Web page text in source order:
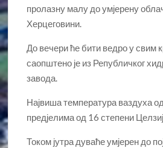
пролазну малу до умјерену
Херцеговини.
До вечери ће бити ведро у свим
саопштено је из Републичког
завода.
Највиша температура ваздуха
предјелима од 16 степени
Током јутра дуваће умјерен до